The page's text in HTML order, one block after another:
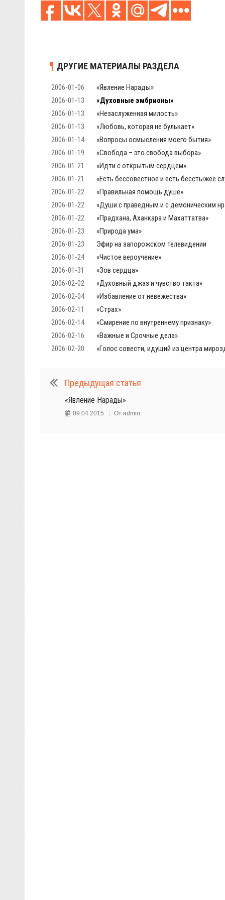
ДРУГИЕ МАТЕРИАЛЫ РАЗДЕЛА
2006-01-06
«Явление Нарады»
2006-01-13
«Духовные эмбрионы»
2006-01-13
«Незаслуженная милость»
2006-01-13
«Любовь, которая не булькает»
2006-01-14
«Вопросы осмысления моего бытия»
2006-01-19
«Свобода – это свобода выбора»
2006-01-21
«Идти с открытым сердцем»
2006-01-21
«Есть бессовестное и есть бесстыжее
2006-01-22
«Правильная помощь душе»
2006-01-22
«Души с праведным и с демоническим
2006-01-22
«Прадхана, Аханкара и Махаттатва»
2006-01-23
«Природа ума»
2006-01-23
Эфир на запорожском телевидении
2006-01-24
«Чистое вероучение»
2006-01-31
«Зов сердца»
2006-02-02
«Духовный джаз и чувство такта»
2006-02-04
«Избавление от невежества»
2006-02-11
«Страх»
2006-02-14
«Смирение по внутреннему признаку»
2006-02-16
«Важные и Срочные дела»
2006-02-20
«Голос совести, идущий из центра
Предыдущая статья
«Явление Нарады»
09.04.2015 От admin